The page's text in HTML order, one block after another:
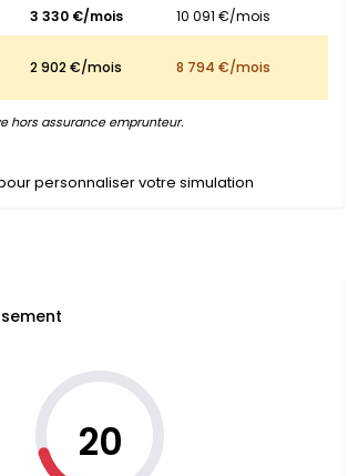
3 330 €/mois
10 091 €/mois
2 902 €/mois 8 794 €/mois
hors assurance emprunteur.
personnaliser votre simulation
20